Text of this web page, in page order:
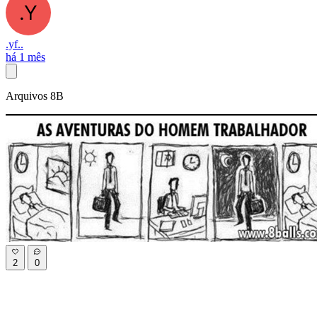
.yf..
há 1 mês
Arquivos 8B
2 0